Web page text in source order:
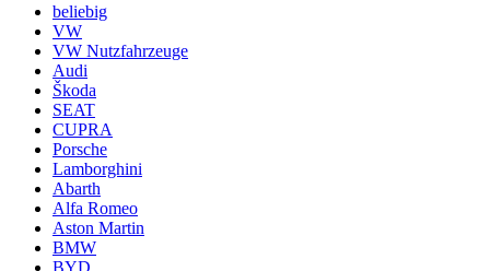
beliebig
VW
VW Nutzfahrzeuge
Audi
Škoda
SEAT
CUPRA
Porsche
Lamborghini
Abarth
Alfa Romeo
Aston Martin
BMW
BYD